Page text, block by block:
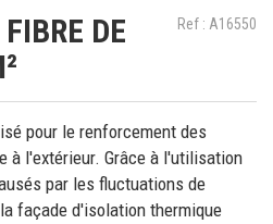
Ref : A16550
DE
pour le renforcement des
à l'extérieur. Grâce à l'utilisation
par les fluctuations de
façade d'isolation thermique